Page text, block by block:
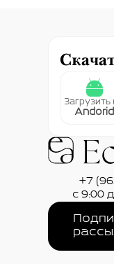
Загрузить
Andorid
+7
с 9:00